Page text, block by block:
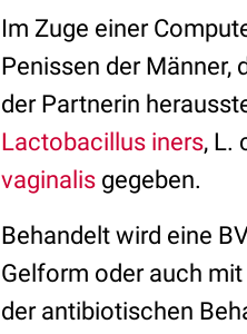
Im Zuge einer
Penissen der Männer,
der Partnerin
Lactobacillus iners, L.
vaginalis gegeben.
Behandelt wird eine
Gelform oder auch mit
der antibiotischen